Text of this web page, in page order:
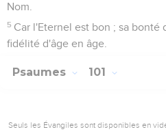
Nom.
5 Car l'Eternel est bon ; sa bonté
fidélité d'âge en âge.
Psaumes 101
Seuls les Évangiles sont disponibles en